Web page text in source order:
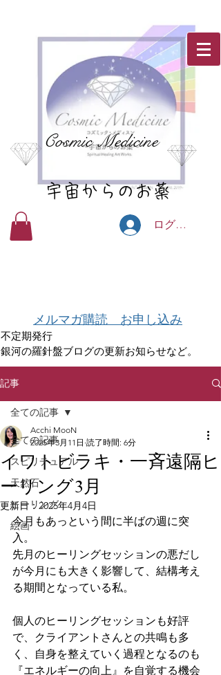
Cosmic Medicine
宇宙からのお薬
ログイン
メルマガ購読 お申し込み
不定期発行
銀河の羅針盤ブログの更新お知らせなど。
記事
全ての記事
スピリチュアル
天然石
ヒーリング
絵画
全ての記事
イワトビラキ・一斉遠隔ヒ
ーリング3月
Acchi MooN
2025年3月11日 読了時間: 6分
更新日：2025年4月4日
今月もあっという間に半ばの週に突
入。
先月のヒーリングセッションの悪だし
が今月にも大きく影響して、結構考え
る期間となっている私。
個人のヒーリングセッションも好評
で、クライアントさんとの共鳴も多
く、自身を整えていく過程となるのも
『エネルギーの向上』を自覚する機会